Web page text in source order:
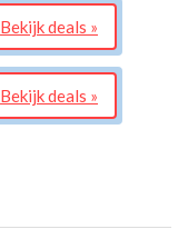
Bekijk deals »
Bekijk deals »